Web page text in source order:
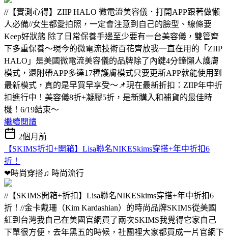
//【實測心得】ZIIP HALO 微電流美容儀．打開APP跟著做懶
人必備//女生都愛拍照，一定會注意到自己的臉型、線條要
Keep好狀態 除了日常保養手邊至少要有一台美容儀，雙管齊
下多重保養～現今的微電流技術百花齊放我一直在用的「ZIIP
HALO」是美國微電流美容儀的品牌除了內鍵4分鐘懶人護膚
模式，還附帶APP多達17種護膚模式只要更新APP就能使用到
最新模式，真的是早買早享受～📌現在最新折扣：ZIIP年中折
扣進行中！美容儀8折+凝膠5折，是新購入和補貨的最佳時
機！6/19結束～
繼續閱讀
2個月前
【SKIMS折扣+開箱】Lisa聯名NIKESkims穿搭+年中折扣6
折！
❤時尚穿搭♫ 時尚流行
//【SKIMS開箱+折扣】Lisa聯名NIKESkims穿搭+年中折扣6
折！//金卡戴珊（Kim Kardashian）的時尚品牌SKIMS從美國
紅到台灣我自己在美國官網買了兩次SKIMS我覺得它家自己
下單很方便，去年黑五的時候，社團裡大家都買成一片官網下